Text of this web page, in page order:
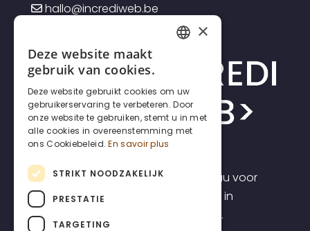
hallo@incrediweb.be
Incrediweb is een webdesign bureau voor
zelfstandigen en kmo's. Wij geloven in
transparantie en voorspelbaarheid.
DUTCH
ENGLISH
×
Deze website maakt
gebruik van cookies.
Deze website gebruikt cookies om uw
gebruikerservaring te verbeteren. Door
onze website te gebruiken, stemt u in met
alle cookies in overeenstemming met
ons Cookiebeleid. En savoir plus
STRIKT NOODZAKELIJK
PRESTATIE
TARGETING